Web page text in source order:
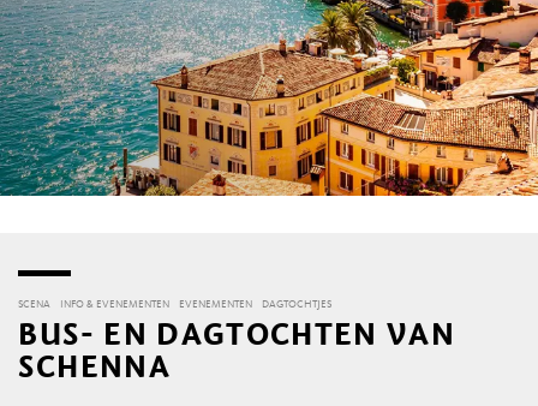
SCENA INFO & EVENEMENTEN EVENEMENTEN DAGTOCHTJES
BUS- EN DAGTOCHTEN VAN
SCHENNA